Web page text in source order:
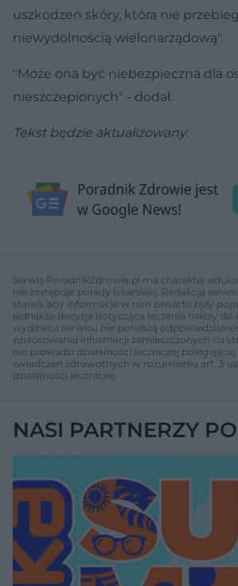
uszkodzeń skóry, która nie
niewydolnością wielonarządową".
"Może ona być niebezpieczna dla
nieszczepionych" - dodał.
Tekst będzie aktualizowany.
Serwis PoradnikZdrowie.pl ma charakter
nie zastępuje porady lekarskiej. Redakcja
starań, aby informacje w nim zawarte były
jednakże decyzja dotycząca leczenia należy do
wydawca serwisu nie ponoszą
zastosowania informacji zamieszczonych na
nie prowadzi działalności leczniczej
świadczeń zdrowotnych w rozumieniu art. 3
działalności leczniczej.
NASI PARTNERZY